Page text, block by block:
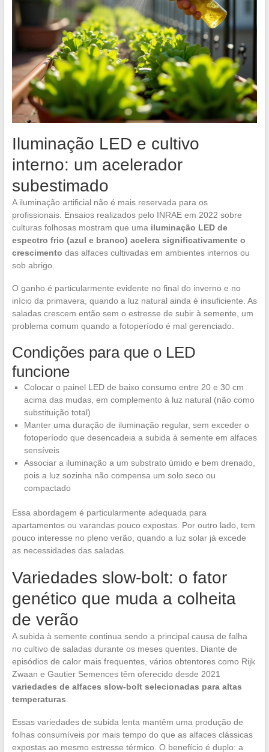
Iluminação LED e cultivo
interno: um acelerador
subestimado
A iluminação artificial não é mais reservada para os
profissionais. Ensaios realizados pelo INRAE em 2022 sobre
culturas folhosas mostram que uma iluminação LED de
espectro frio (azul e branco) acelera significativamente o
crescimento das alfaces cultivadas em ambientes internos ou
sob abrigo.
O ganho é particularmente evidente no final do inverno e no
início da primavera, quando a luz natural ainda é insuficiente. As
saladas crescem então sem o estresse de subir à semente, um
problema comum quando a fotoperíodo é mal gerenciado.
Condições para que o LED
funcione
Colocar o painel LED de baixo consumo entre 20 e 30 cm
acima das mudas, em complemento à luz natural (não como
substituição total)
Manter uma duração de iluminação regular, sem exceder o
fotoperíodo que desencadeia a subida à semente em alfaces
sensíveis
Associar a iluminação a um substrato úmido e bem drenado,
pois a luz sozinha não compensa um solo seco ou
compactado
Essa abordagem é particularmente adequada para
apartamentos ou varandas pouco expostas. Por outro lado, tem
pouco interesse no pleno verão, quando a luz solar já excede
as necessidades das saladas.
Variedades slow-bolt: o fator
genético que muda a colheita
de verão
A subida à semente continua sendo a principal causa de falha
no cultivo de saladas durante os meses quentes. Diante de
episódios de calor mais frequentes, vários obtentores como Rijk
Zwaan e Gautier Semences têm oferecido desde 2021
variedades de alfaces slow-bolt selecionadas para altas
temperaturas
Essas variedades de subida lenta mantêm uma produção de
folhas consumíveis por mais tempo do que as alfaces clássicas
expostas ao mesmo estresse térmico. O benefício é duplo: a